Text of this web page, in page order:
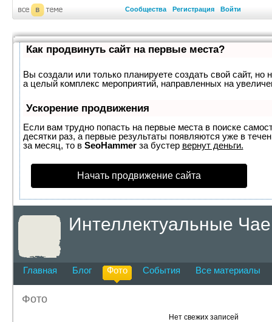
Сообщества Регистрация Войти
Как продвинуть сайт на первые места?
Вы создали или только планируете создать свой сайт, но
а целый комплекс мероприятий, направленных на
Ускорение продвижения
Если вам трудно попасть на первые места в поиске
десятки раз, а первые результаты появляются уже в
за месяц, то в SeoHammerза бустер вернут деньги.
Начать продвижение сайта
Интеллектуальные
Главная Блог Фото События Все материалы
Фото
Нет свежих записей